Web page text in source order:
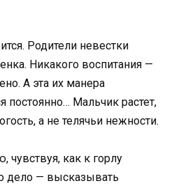
Родители невестки
Никакого воспитания —
А эта их манера
постоянно… Мальчик растет,
а не телячьи нежности.
чувствуя, как к горлу
дело — высказывать